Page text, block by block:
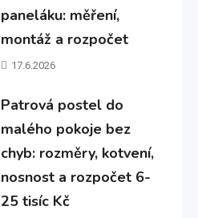
paneláku: měření,
montáž a rozpočet
17.6.2026
Patrová postel do
malého pokoje bez
chyb: rozměry, kotvení,
nosnost a rozpočet 6-
25 tisíc Kč